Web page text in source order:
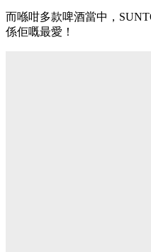
而喺咁多款啤酒當中，
係佢嘅最愛！